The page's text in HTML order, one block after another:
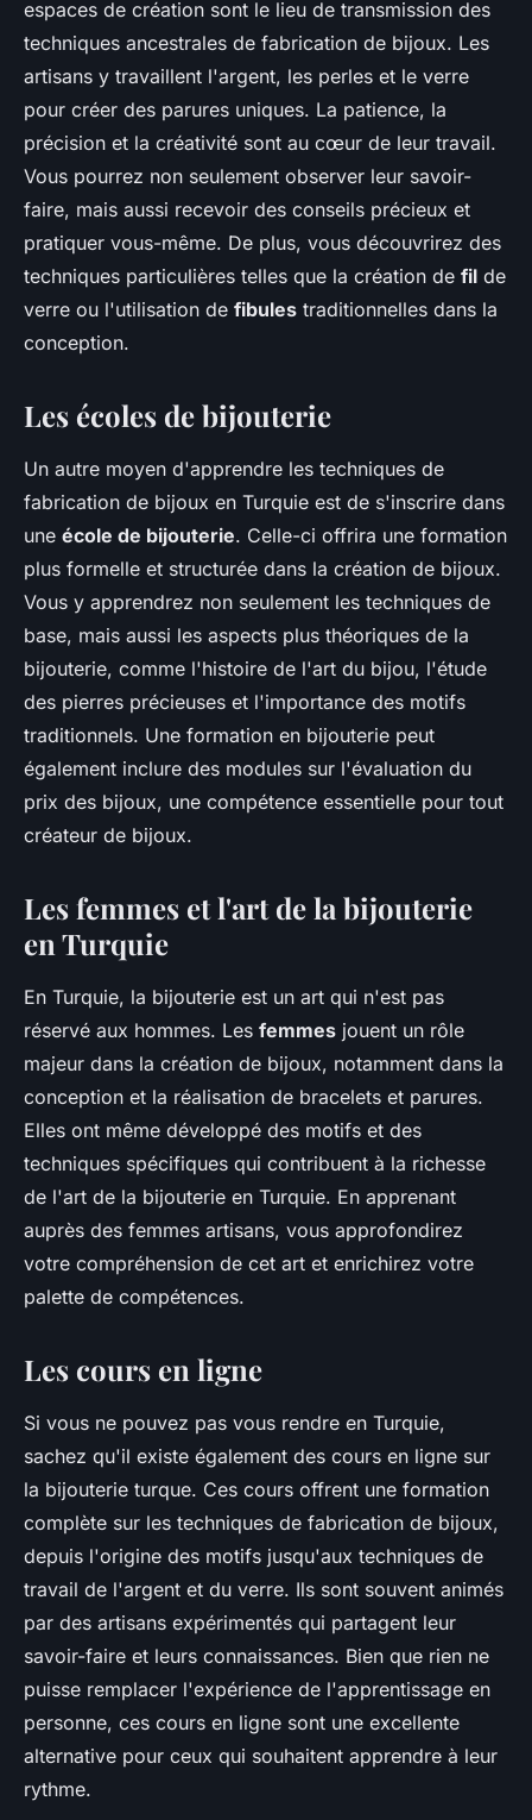
espaces de création sont le lieu de transmission des
techniques ancestrales de fabrication de bijoux. Les
artisans y travaillent l'argent, les perles et le verre
pour créer des parures uniques. La patience, la
précision et la créativité sont au cœur de leur travail.
Vous pourrez non seulement observer leur savoir-
faire, mais aussi recevoir des conseils précieux et
pratiquer vous-même. De plus, vous découvrirez des
techniques particulières telles que la création de fil de
verre ou l'utilisation de fibules traditionnelles dans la
conception.
Les écoles de bijouterie
Un autre moyen d'apprendre les techniques de
fabrication de bijoux en Turquie est de s'inscrire dans
une école de bijouterie. Celle-ci offrira une formation
plus formelle et structurée dans la création de bijoux.
Vous y apprendrez non seulement les techniques de
base, mais aussi les aspects plus théoriques de la
bijouterie, comme l'histoire de l'art du bijou, l'étude
des pierres précieuses et l'importance des motifs
traditionnels. Une formation en bijouterie peut
également inclure des modules sur l'évaluation du
prix des bijoux, une compétence essentielle pour tout
créateur de bijoux.
Les femmes et l'art de la bijouterie
en Turquie
En Turquie, la bijouterie est un art qui n'est pas
réservé aux hommes. Les femmes jouent un rôle
majeur dans la création de bijoux, notamment dans la
conception et la réalisation de bracelets et parures.
Elles ont même développé des motifs et des
techniques spécifiques qui contribuent à la richesse
de l'art de la bijouterie en Turquie. En apprenant
auprès des femmes artisans, vous approfondirez
votre compréhension de cet art et enrichirez votre
palette de compétences.
Les cours en ligne
Si vous ne pouvez pas vous rendre en Turquie,
sachez qu'il existe également des cours en ligne sur
la bijouterie turque. Ces cours offrent une formation
complète sur les techniques de fabrication de bijoux,
depuis l'origine des motifs jusqu'aux techniques de
travail de l'argent et du verre. Ils sont souvent animés
par des artisans expérimentés qui partagent leur
savoir-faire et leurs connaissances. Bien que rien ne
puisse remplacer l'expérience de l'apprentissage en
personne, ces cours en ligne sont une excellente
alternative pour ceux qui souhaitent apprendre à leur
rythme.